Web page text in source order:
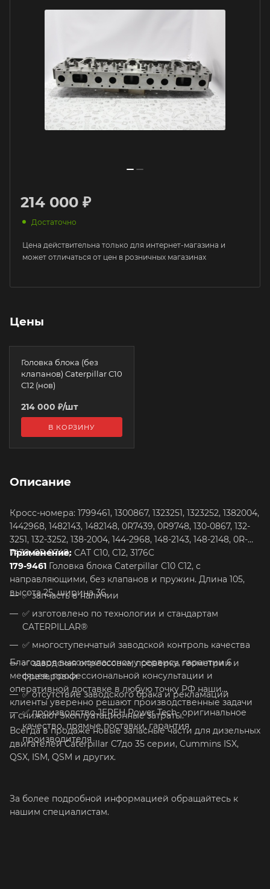
214 000 ₽
Достаточно
Цена действительна только для интернет-магазина и
может отличаться от цен в розничных магазинах
Цены
Головка блока (без
клапанов) Caterpillar C10
C12 (нов)
214 000 ₽/шт
В КОРЗИНУ
Описание
Кросс-номера: 1799461, 1300867, 1323251, 1323252, 1382004,
1442968, 1482143, 1482148, 0R7439, 0R9748, 130-0867, 132-
3251, 132-3252, 138-2004, 144-2968, 148-2143, 148-2148, 0R-
7439, 0R-9748,
179-9461 Головка блока Caterpillar C10 C12, с
направляющими, без клапанов и пружин. Длина 105,
высота 25, ширина 36.
Применение: CAT C10, C12, 3176C
✅запчасть в наличии
✅ изготовлено по технологии и стандартам
CATERPILLAR®
✅ многоступенчатый заводской контроль качества
✅заводская опрессовка, проверка геометрии и
фрезеровки
✅отсутствие заводского брака и рекламаций
✅производство JEREH Power Tech- оригинальное
качество, прямые поставки, гарантия
производителя
Благодаря высококлассному сервису, гарантии 6
месяцев, профессиональной консультации и
оперативной доставке в любую точку РФ наши
клиенты уверенно решают производственные задачи
и снижают эксплуатационные затраты.
Всегда в продаже новые запасные части для дизельных
двигателей Caterpillar C7до 35 серии, Cummins ISX,
QSX, ISM, QSM и других.
За более подробной информацией обращайтесь к
нашим специалистам.